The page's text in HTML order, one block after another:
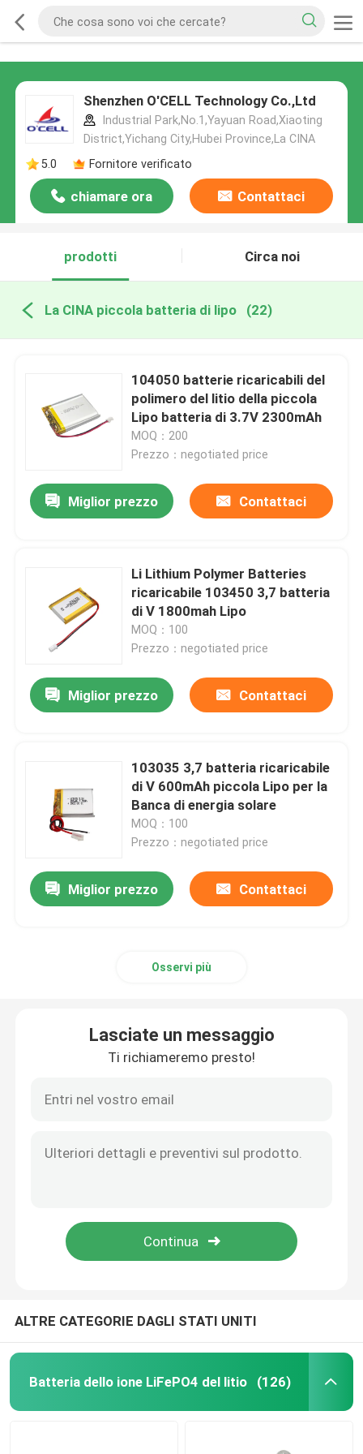
Shenzhen O'CELL Technology Co.,Ltd
Industrial Park,No.1,Yayuan Road,Xiaoting
District,Yichang City,Hubei Province,La CINA
5.0
Fornitore verificato
chiamare ora Contattaci
prodotti Circa noi
La CINA piccola batteria di lipo (22)
104050 batterie ricaricabili del
polimero del litio della piccola
Lipo batteria di 3.7V 2300mAh
MOQ：200
Prezzo：negotiated price
Miglior prezzo Contattaci
Li Lithium Polymer Batteries
ricaricabile 103450 3,7 batteria
di V 1800mah Lipo
MOQ：100
Prezzo：negotiated price
Miglior prezzo Contattaci
103035 3,7 batteria ricaricabile
di V 600mAh piccola Lipo per la
Banca di energia solare
MOQ：100
Prezzo：negotiated price
Miglior prezzo Contattaci
Osservi più
Lasciate un messaggio
Ti richiameremo presto!
ALTRE CATEGORIE DAGLI STATI UNITI
Batteria dello ione LiFePO4 del litio (126)